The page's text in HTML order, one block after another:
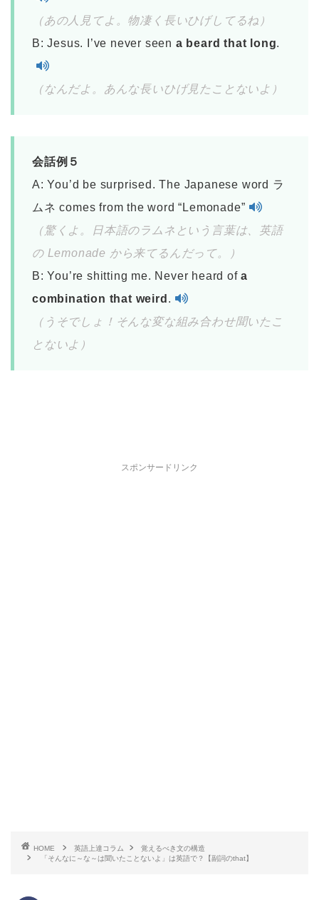
（あの人見てよ。物凄く長いひげしてるね）
B: Jesus. I’ve never seen a beard that long.
（なんだよ。あんな長いひげ見たことないよ）
会話例５
A: You’d be surprised. The Japanese word ラ
ムネ comes from the word “Lemonade”
（驚くよ。日本語のラムネという言葉は、英語
の Lemonade から来てるんだって。）
B: You’re shitting me. Never heard ofa
combination that weird .
（うそでしょ！そんな変な組み合わせ聞いたこ
とないよ）
スポンサードリンク
HOME 英語上達コラム
覚えるべき文の構造
「そんなに～な～は聞いたことないよ」は英語で？【副詞のthat】